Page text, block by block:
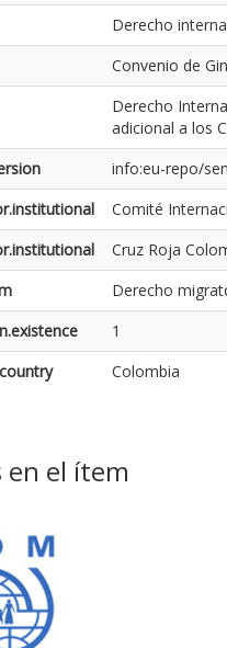
Derecho
Convenio de
Derecho
adicional a los
info:eu-repo/
Comité
Cruz Roja
Derecho
1
Colombia
en el ítem